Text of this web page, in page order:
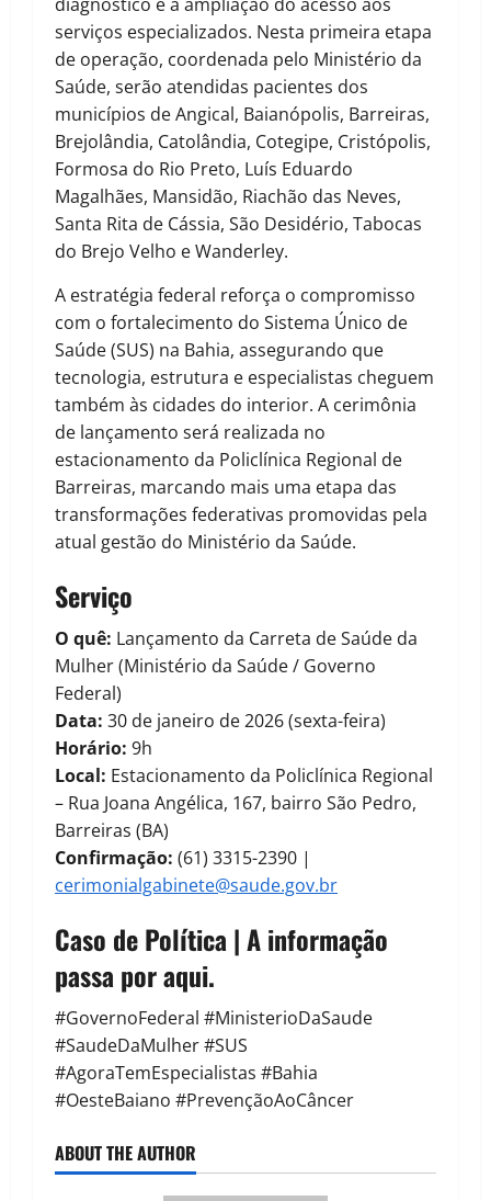
serviços especializados. Nesta primeira etapa
de operação, coordenada pelo Ministério da
Saúde, serão atendidas pacientes dos
municípios de Angical, Baianópolis, Barreiras,
Brejolândia, Catolândia, Cotegipe, Cristópolis,
Formosa do Rio Preto, Luís Eduardo
Magalhães, Mansidão, Riachão das Neves,
Santa Rita de Cássia, São Desidério, Tabocas
do Brejo Velho e Wanderley.
A estratégia federal reforça o compromisso
com o fortalecimento do Sistema Único de
Saúde (SUS) na Bahia, assegurando que
tecnologia, estrutura e especialistas cheguem
também às cidades do interior. A cerimônia
de lançamento será realizada no
estacionamento da Policlínica Regional de
Barreiras, marcando mais uma etapa das
transformações federativas promovidas pela
atual gestão do Ministério da Saúde.
Serviço
O quê: Lançamento da Carreta de Saúde da
Mulher (Ministério da Saúde / Governo
Federal)
Data: 30 de janeiro de 2026 (sexta-feira)
Horário: 9h
Local: Estacionamento da Policlínica Regional
– Rua Joana Angélica, 167, bairro São Pedro,
Barreiras (BA)
Confirmação: (61) 3315-2390 |
cerimonialgabinete@saude.gov.br
Caso de Política | A informação
passa por aqui.
#GovernoFederal #MinisterioDaSaude
#SaudeDaMulher #SUS
#AgoraTemEspecialistas #Bahia
#OesteBaiano #PrevençãoAoCâncer
ABOUT THE AUTHOR